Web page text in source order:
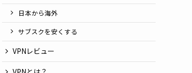
日本から海外
サブスクを安くする
VPNレビュー